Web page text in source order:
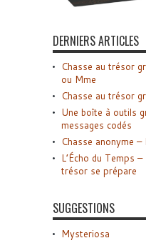
DERNIERS ARTICLES
Chasse au trésor
ou Mme
Chasse au trésor
Une boîte à outils
messages codés
Chasse anonyme
L’Écho du Temps
trésor se prépare
SUGGESTIONS
Mysteriosa